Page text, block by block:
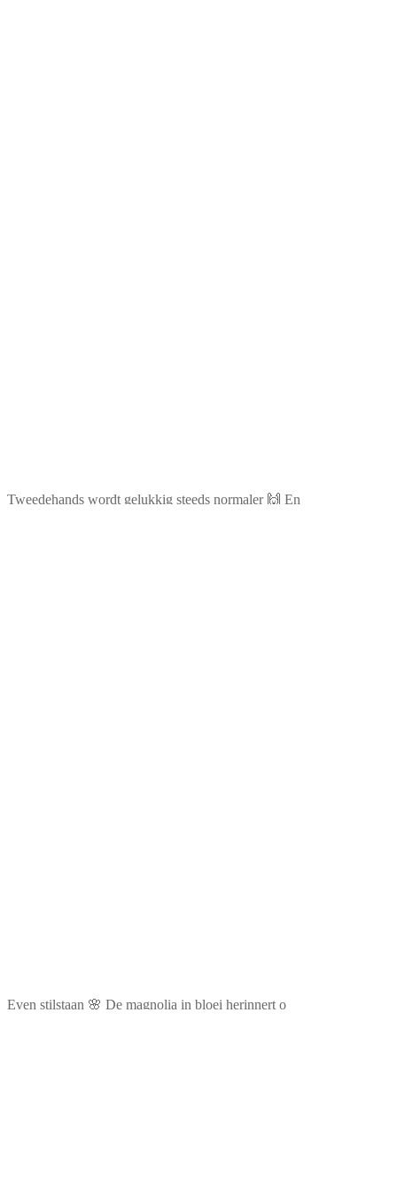
Tweedehands wordt gelukkig steeds normaler 🙌 En
Even stilstaan 🌸 De magnolia in bloei herinnert o